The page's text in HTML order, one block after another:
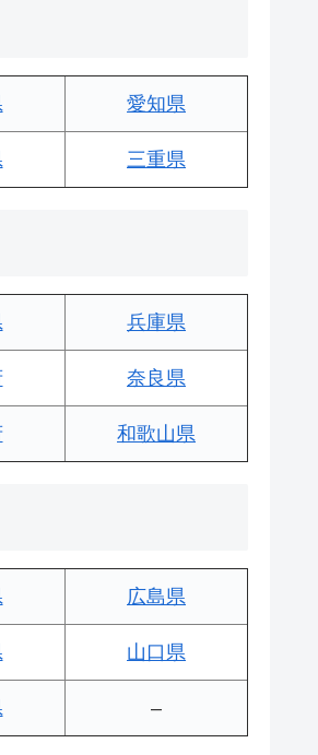
愛知県
三重県
兵庫県
奈良県
和歌山県
広島県
山口県
–